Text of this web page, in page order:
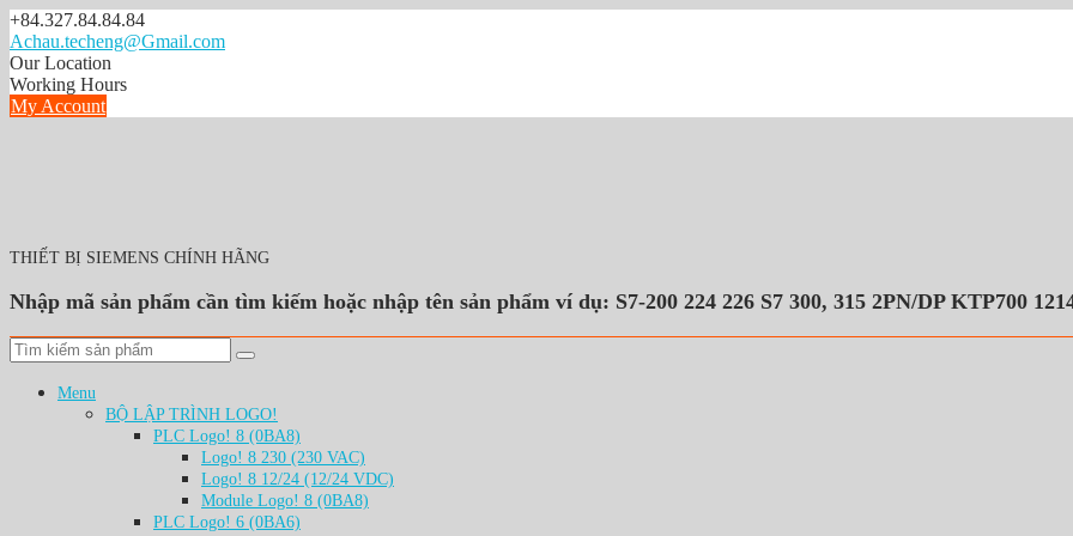
Skip
to
content
+84.327.84.84.84
Achau.techeng@Gmail.com
Our Location
Working Hours
My Account
THIẾT BỊ SIEMENS CHÍNH HÃNG
Nhập mã sản phẩm cần tìm kiếm hoặc nhập tên sản phẩm ví dụ: S7-200 224 226 S7 300, 315 2PN/DP KTP700
Menu
BỘ LẬP TRÌNH LOGO!
PLC Logo! 8 (0BA8)
Logo! 8 230 (230 VAC)
Logo! 8 12/24 (12/24 VDC)
Module Logo! 8 (0BA8)
PLC Logo! 6 (0BA6)